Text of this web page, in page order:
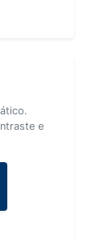
e